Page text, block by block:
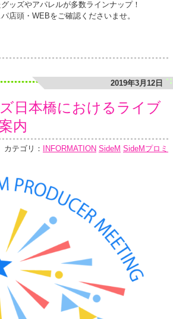
ッズやアパレルが多数ラインナップ！
店頭・WEBをご確認くださいませ。
2019年3月12日
日本橋におけるライブ
内
カテゴリ： INFORMATION SideM SideMプロミ